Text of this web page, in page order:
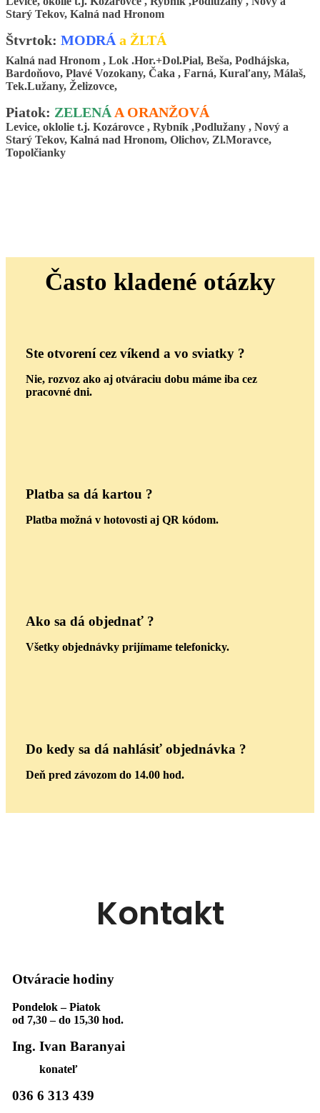
Starý Tekov, Kalná nad Hronom
Štvrtok: MODRÁ a ŽLTÁ
Kalná nad Hronom , Lok .Hor.+Dol.Pial, Beša, Podhájska,
Bardoňovo, Plavé Vozokany, Čaka , Farná, Kuraľany, Málaš,
Tek.Lužany, Želizovce,
Piatok: ZELENÁ A ORANŽOVÁ
Levice, oklolie t.j. Kozárovce , Rybník ,Podlužany , Nový a
Starý Tekov, Kalná nad Hronom, Olichov, Zl.Moravce,
Topolčianky
Často kladené otázky
Ste otvorení cez víkend a vo sviatky ?
Nie, rozvoz ako aj otváraciu dobu máme iba cez
pracovné dni.
Platba sa dá kartou ?
Platba možná v hotovosti aj QR kódom.
Ako sa dá objednať ?
Všetky objednávky prijímame telefonicky.
Do kedy sa dá nahlásiť objednávka ?
Deň pred závozom do 14.00 hod.
Kontakt
Otváracie hodiny
Pondelok – Piatok
od 7,30 – do 15,30 hod.
Ing. Ivan Baranyai
konateľ
036 6 313 439